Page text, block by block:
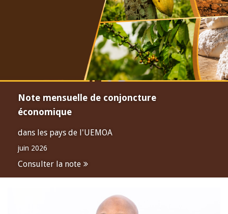
Note mensuelle de conjoncture
économique
dans les pays de l'UEMOA
juin 2026
Consulter la note